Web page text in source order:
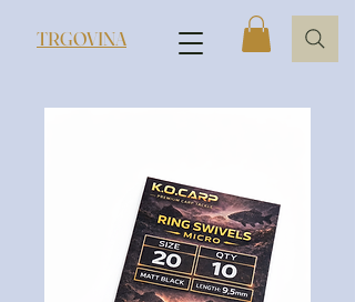
TRGOVINA